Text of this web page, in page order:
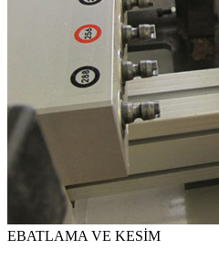
EBATLAMA VE KESİM